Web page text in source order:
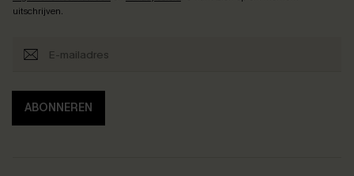
uitschrijven.
ABONNEREN